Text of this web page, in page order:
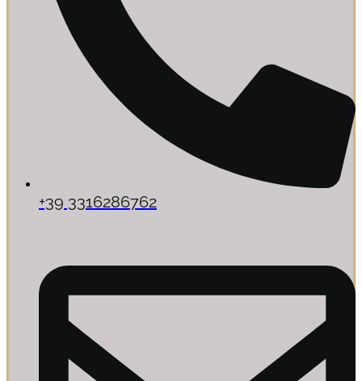
+39 3316286762